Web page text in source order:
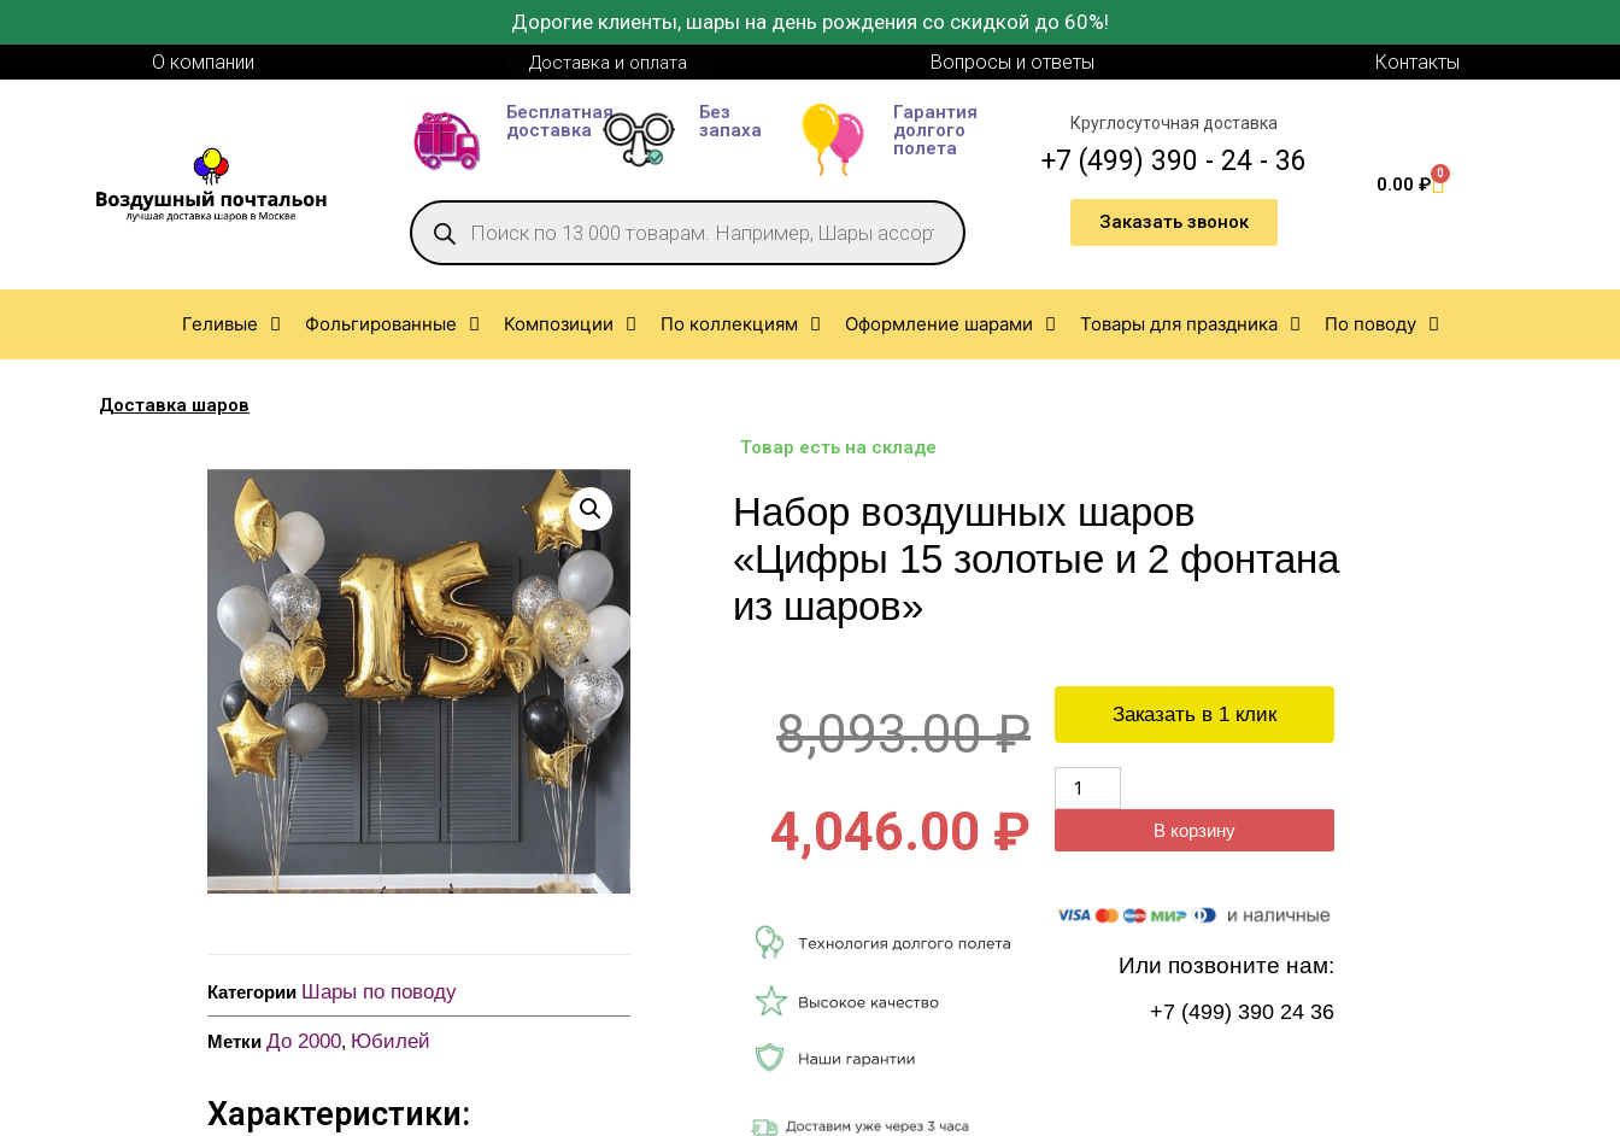
Дорогие клиенты, шары на день рождения со скидкой до 60%!
О компании Доставка и оплата Вопросы и ответы Контакты
Бесплатная
доставка
Без
запаха
Гарантия
долгого
полета
Круглосуточная доставка
+7 (499) 390 - 24 - 36
Заказать звонок
0.00₽ 0
Геливые Фольгированные Композиции По коллекциям Оформление шарами Товары для праздника По поводу
Доставка шаров
Категории Шары по поводу
Метки До 2000, Юбилей
Характеристики:
Товар есть на складе
Набор воздушных шаров
«Цифры 15 золотые и 2 фонтана
из шаров»
8,093.00₽
4,046.00 ₽
Заказать в 1 клик
В корзину
Или позвоните нам:
+7 (499) 390 24 36